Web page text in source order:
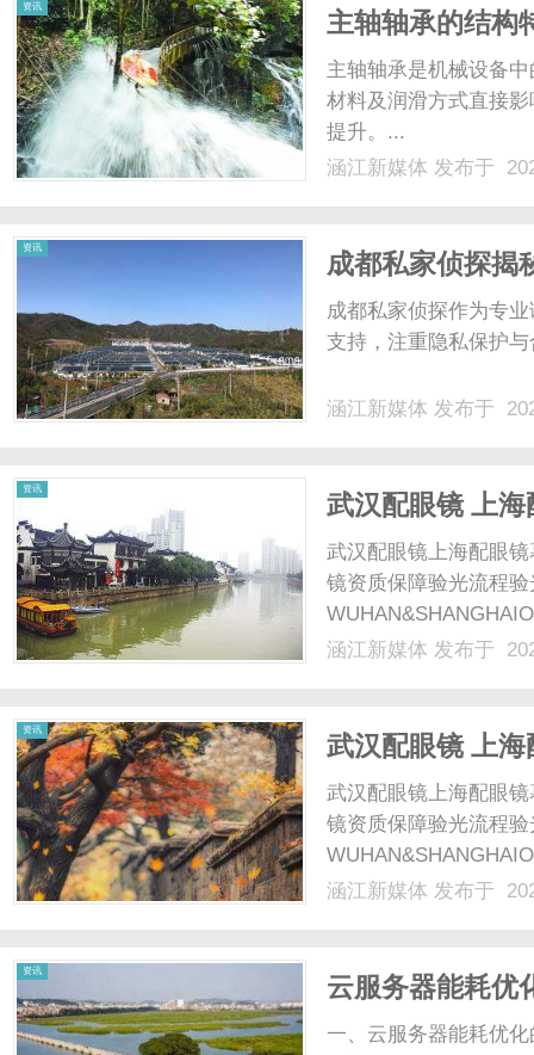
资讯
主轴轴承的结构
主轴轴承是机械设备
材料及润滑方式直接
提升。...
涵江新媒体 发布于
资讯
成都私家侦探揭
成都私家侦探作为专
支持，注重隐私保护
涵江新媒体 发布于
资讯
武汉配眼镜 上海
武汉配眼镜上海配眼
镜资质保障验光流程
配镜的写字楼眼镜店
涵江新媒体 发布于
资讯
武汉配眼镜 上海
武汉配眼镜上海配眼
镜资质保障验光流程
配镜的写字楼眼镜店
涵江新媒体 发布于
资讯
云服务器能耗优
策略
一、云服务器能耗优